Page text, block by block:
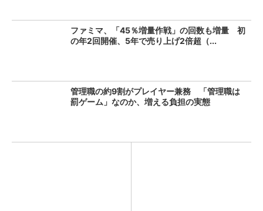
ファミマ、「45％増量作戦」の回数も増量 初
の年2回開催、5年で売り上げ2倍超（...
管理職の約9割がプレイヤー兼務 「管理職は
罰ゲーム」なのか、増える負担の実態